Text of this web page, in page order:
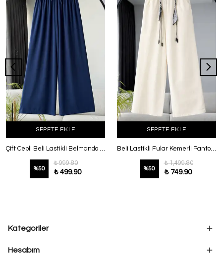
SEPETE EKLE
Çift Cepli Beli Lastikli Belmando Pantolon Lacivert
%50
₺ 999.80
₺ 499.90
SEPETE EKLE
Beli Lastikli Fular Kemerli Pantolon Ekru
%50
₺ 1,499.80
₺ 749.90
Kategoriler
Hesabım